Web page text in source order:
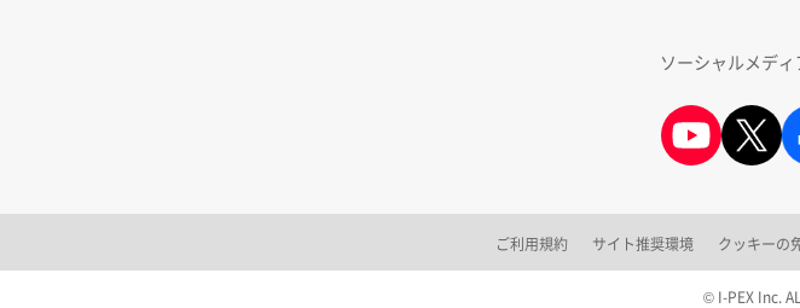
ソーシャルメデ
ご利用規約 サイト推奨環境 クッキーの
© I-PEX Inc.